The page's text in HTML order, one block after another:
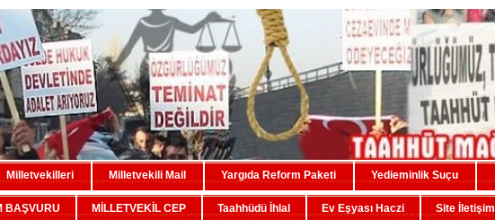
Milletvekilleri Milletvekili Mail Yargıda Reform Paketi Yedieminlik Suçu
BAŞVURU MİLLETVEKİL CEP Taahhüdü İhlal Ev Eşyası Haczi Site İletişim